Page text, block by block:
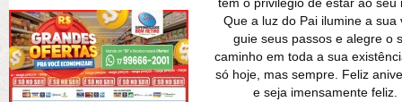
têm o privilégio de estar ao seu
Que a luz do Pai ilumine a sua
guie seus passos e alegre o
caminho em toda a sua
só hoje, mas sempre. Feliz
e seja imensamente feliz.